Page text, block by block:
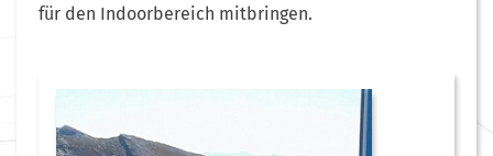
für den Indoorbereich mitbringen.